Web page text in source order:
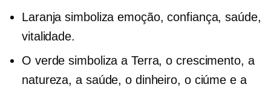
Laranja simboliza emoção, confiança, saúde,
vitalidade.
O verde simboliza a Terra, o crescimento, a
natureza, a saúde, o dinheiro, o ciúme e a